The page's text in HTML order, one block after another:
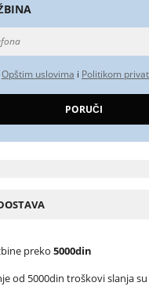
Opštim uslovima i Politikom
preko 5000din
od 5000din troškovi slanja su